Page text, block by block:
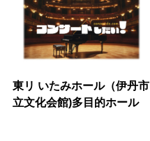
東リ いたみホール（伊丹市
立文化会館)多目的ホール